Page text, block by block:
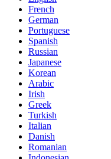
French
German
Portuguese
Spanish
Russian
Japanese
Korean
Arabic
Irish
Greek
Turkish
Italian
Danish
Romanian